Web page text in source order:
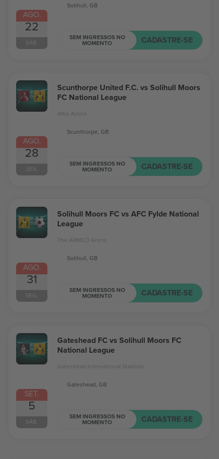
AGO.
22
SÁB.
Solihull, GB
SEM INGRESSOS NO
MOMENTO CADASTRE-SE
AGO.
28
SEX.
Scunthorpe United F.C. vs Solihull Moors
FC National League
Attis Arena
Scunthorpe, GB
SEM INGRESSOS NO
MOMENTO CADASTRE-SE
AGO.
31
SEG.
Solihull Moors FC vs AFC Fylde National
League
The ARMCO Arena
Solihull, GB
SEM INGRESSOS NO
MOMENTO CADASTRE-SE
SET.
5
SÁB.
Gateshead FC vs Solihull Moors FC
National League
Gateshead International Stadium
Gateshead, GB
SEM INGRESSOS NO
MOMENTO CADASTRE-SE